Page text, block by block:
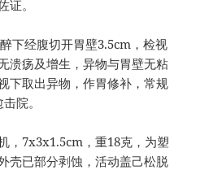
证。
下经腹切开胃壁3.5cm，检视
溃疡及增生，异物与胃壁无粘
下取出异物，作胃修补，常规
院。
，7x3x1.5cm，重18克，为塑
壳已部分剥蚀，活动盖己松脱